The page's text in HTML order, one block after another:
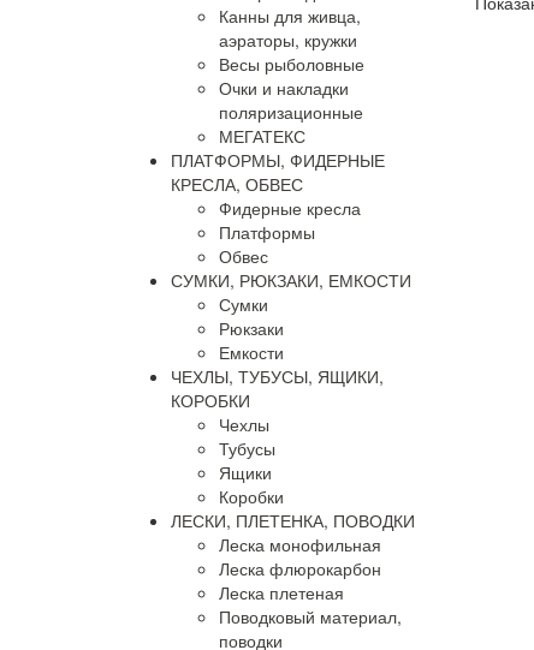
Канны для живца,
аэраторы, кружки
Весы рыболовные
Очки и накладки
поляризационные
МЕГАТЕКС
ПЛАТФОРМЫ, ФИДЕРНЫЕ
КРЕСЛА, ОБВЕС
Фидерные кресла
Платформы
Обвес
СУМКИ, РЮКЗАКИ, ЕМКОСТИ
Сумки
Рюкзаки
Емкости
ЧЕХЛЫ, ТУБУСЫ, ЯЩИКИ,
КОРОБКИ
Чехлы
Тубусы
Ящики
Коробки
ЛЕСКИ, ПЛЕТЕНКА, ПОВОДКИ
Леска монофильная
Леска флюрокарбон
Леска плетеная
Поводковый материал,
поводки